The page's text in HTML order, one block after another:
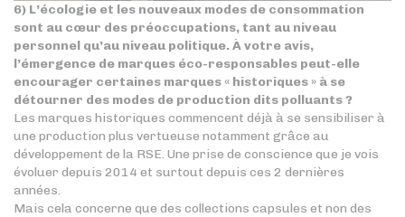
6) L’écologie et les nouveaux modes de consommation
sont au cœur des préoccupations, tant au niveau
personnel qu’au niveau politique. À votre avis,
l’émergence de marques éco-responsables peut-elle
encourager certaines marques « historiques » à se
détourner des modes de production dits polluants ?
Les marques historiques commencent déjà à se sensibiliser à
une production plus vertueuse notamment grâce au
développement de la RSE. Une prise de conscience que je vois
évoluer depuis 2014 et surtout depuis ces 2 dernières
années.
Mais cela concerne que des collections capsules et non des